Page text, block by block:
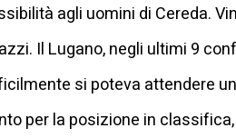
agli uomini di Cereda.
Il Lugano, negli ultimi 9
si poteva attendere
per la posizione in